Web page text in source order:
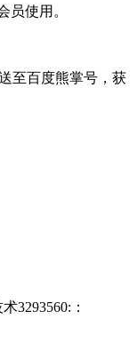
使用。
至百度熊掌号，获
3293560:：